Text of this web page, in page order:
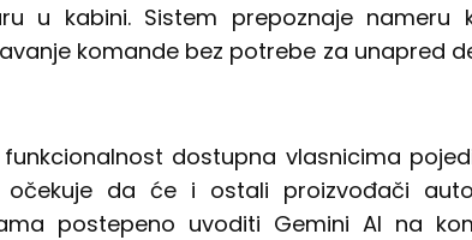
u kabini. Sistem prepoznaje nameru
komande bez potrebe za unapred
dostupna vlasnicima
da će i ostali proizvođači
postepeno uvoditi Gemini AI na